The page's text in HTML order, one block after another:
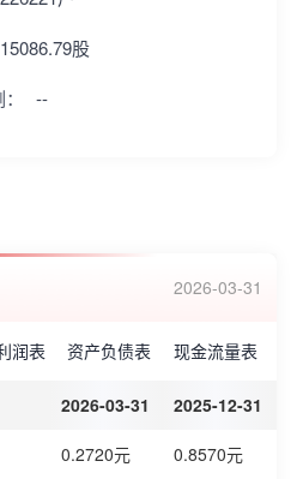
15086.79股
--
2026-03-31
润表 资产负债表 现金流量表
2026-03-31 2025-12-31
0.2720元 0.8570元